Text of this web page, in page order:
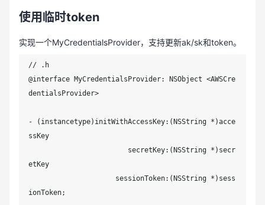
使用临时token
实现一个MyCredentialsProvider，支持更新ak/sk和token。
// .h
@interface MyCredentialsProvider: NSObject <AWSCre
dentialsProvider>
- (instancetype)initWithAccessKey:(NSString *)acce
ssKey
etKey
ionToken;